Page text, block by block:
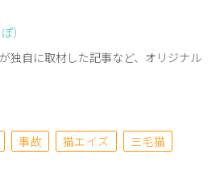
）
独自に取材した記事など、オリジナル
事故 猫エイズ 三毛猫